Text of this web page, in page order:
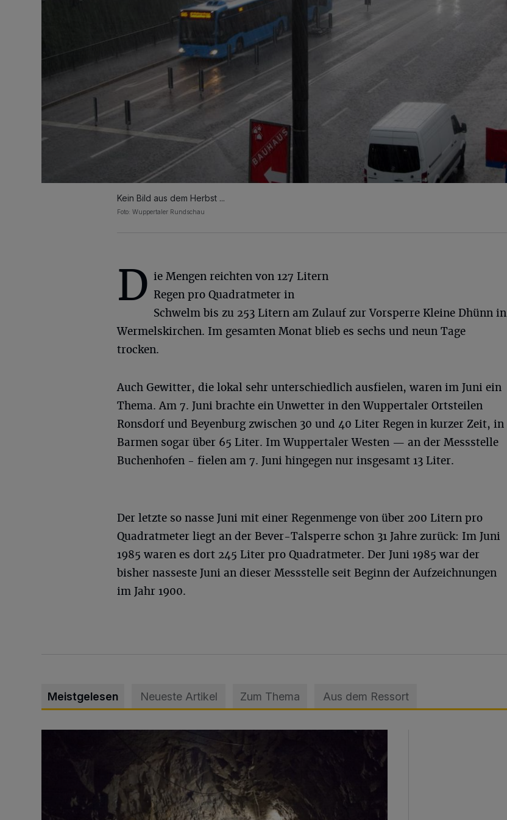
Kein Bild aus dem Herbst ...
Foto: Wuppertaler Rundschau
D ie Mengen reichten von 127 Litern
Regen pro Quadratmeter in
Schwelm bis zu 253 Litern am Zulauf zur Vorsperre Kleine Dhünn in
Wermelskirchen. Im gesamten Monat blieb es sechs und neun Tage
trocken.
Auch Gewitter, die lokal sehr unterschiedlich ausfielen, waren im Juni ein
Thema. Am 7. Juni brachte ein Unwetter in den Wuppertaler Ortsteilen
Ronsdorf und Beyenburg zwischen 30 und 40 Liter Regen in kurzer Zeit, in
Barmen sogar über 65 Liter. Im Wuppertaler Westen — an der Messstelle
Buchenhofen - fielen am 7. Juni hingegen nur insgesamt 13 Liter.
Der letzte so nasse Juni mit einer Regenmenge von über 200 Litern pro
Quadratmeter liegt an der Bever-Talsperre schon 31 Jahre zurück: Im Juni
1985 waren es dort 245 Liter pro Quadratmeter. Der Juni 1985 war der
bisher nasseste Juni an dieser Messstelle seit Beginn der Aufzeichnungen
im Jahr 1900.
Meistgelesen Neueste Artikel Zum Thema Aus dem Ressort